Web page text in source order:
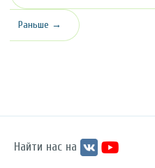
Раньше →
Найти нас на